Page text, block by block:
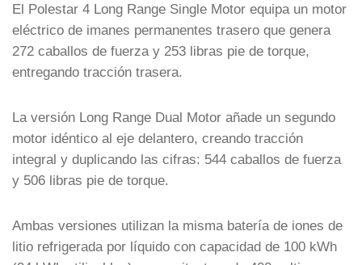
El Polestar 4 Long Range Single Motor equipa un motor
eléctrico de imanes permanentes trasero que genera
272 caballos de fuerza y 253 libras pie de torque,
entregando tracción trasera.
La versión Long Range Dual Motor añade un segundo
motor idéntico al eje delantero, creando tracción
integral y duplicando las cifras: 544 caballos de fuerza
y 506 libras pie de torque.
Ambas versiones utilizan la misma batería de iones de
litio refrigerada por líquido con capacidad de 100 kWh